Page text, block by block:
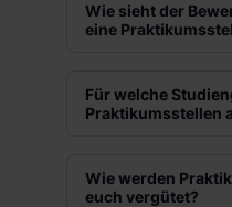
Networking
Wie sieht der
eine
Für welche
Praktikumsstellen
Wie werden
euch vergütet?